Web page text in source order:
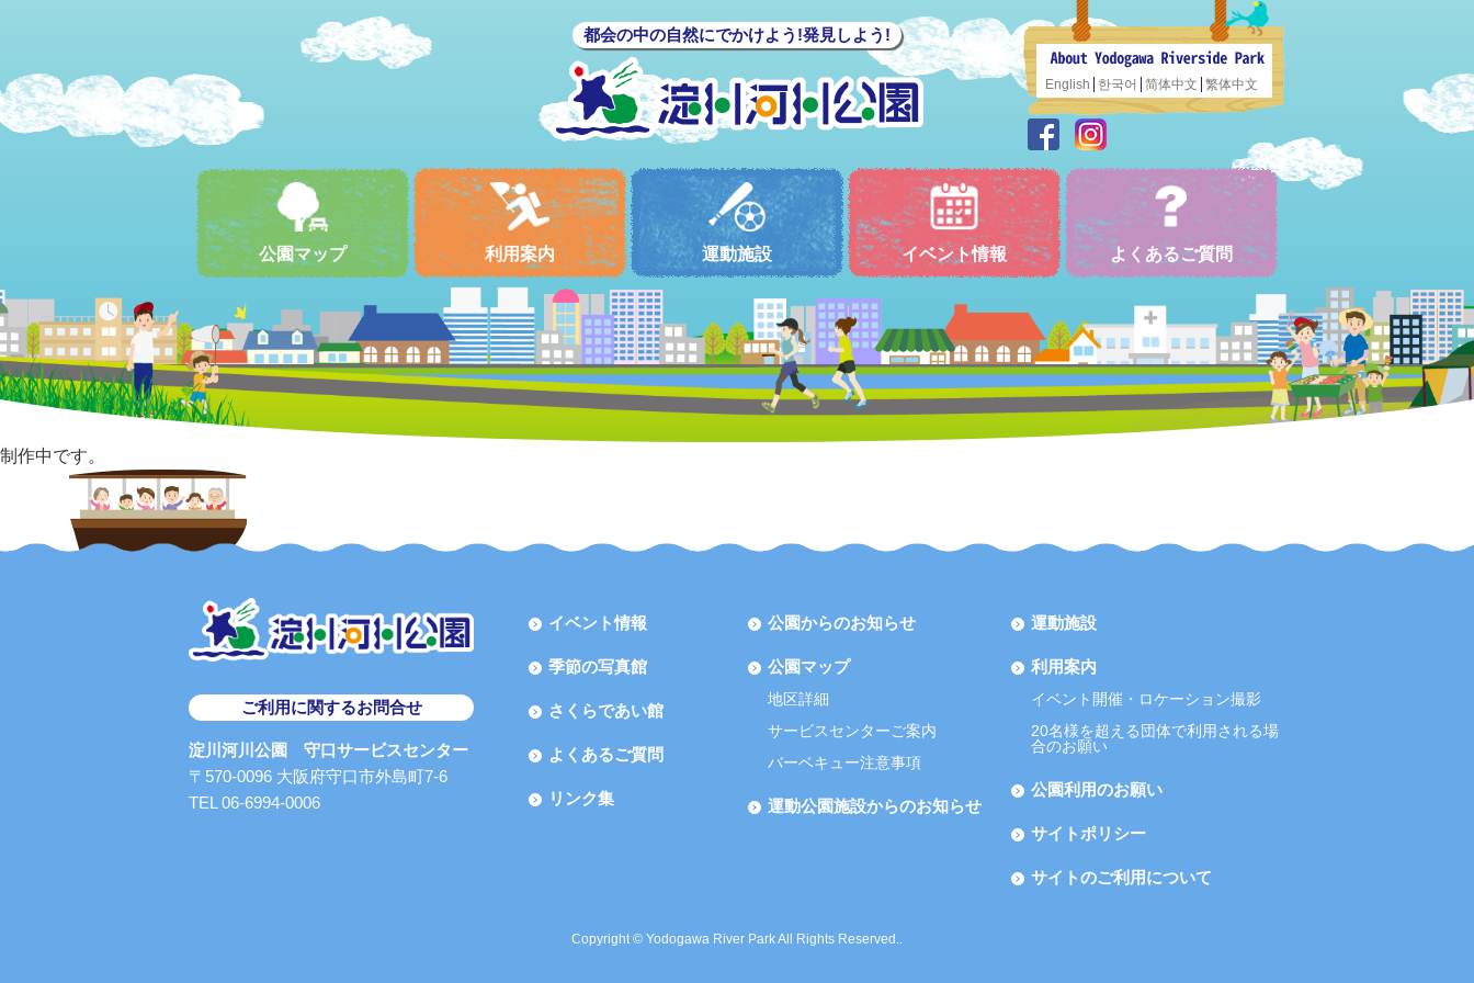
都会の中の自然にでかけよう!発見しよう!
English 한국어 简体中文 繁体中文
公園マップ 利用案内 運動施設 イベント情報 よくあるご質問
制作中です。
ご利用に関するお問合せ
淀川河川公園 守口サービスセンター
〒570-0096 大阪府守口市外島町7-6
TEL 06-6994-0006
イベント情報
季節の写真館
さくらであい館
よくあるご質問
リンク集
公園からのお知らせ
公園マップ
地区詳細
サービスセンターご案内
バーベキュー注意事項
運動公園施設からのお知らせ
運動施設
利用案内
イベント開催・ロケーション撮影
20名様を超える団体で利用される場
合のお願い
公園利用のお願い
サイトポリシー
サイトのご利用について
Copyright © Yodogawa River Park All Rights Reserved..